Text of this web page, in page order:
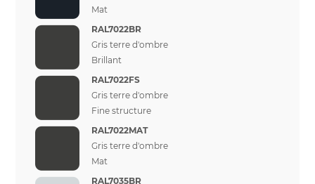
Mat
RAL7022BR
Gris terre d'ombre
Brillant
RAL7022FS
Gris terre d'ombre
Fine structure
RAL7022MAT
Gris terre d'ombre
Mat
RAL7035BR